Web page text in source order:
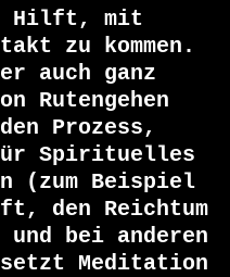
Hilft, mit
zu kommen.
auch ganz
Rutengehen
Prozess,
Spirituelles
(zum Beispiel
den Reichtum
bei anderen
Meditation